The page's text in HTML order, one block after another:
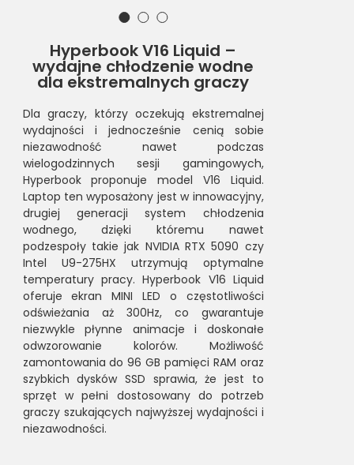
Hyperbook V16 Liquid –
wydajne chłodzenie wodne
dla ekstremalnych graczy
Dla graczy, którzy oczekują ekstremalnej
wydajności i jednocześnie cenią sobie
niezawodność nawet podczas
wielogodzinnych sesji gamingowych,
Hyperbook proponuje model V16 Liquid.
Laptop ten wyposażony jest w innowacyjny,
drugiej generacji system chłodzenia
wodnego, dzięki któremu nawet
podzespoły takie jak NVIDIA RTX 5090 czy
Intel U9-275HX utrzymują optymalne
temperatury pracy. Hyperbook V16 Liquid
oferuje ekran MINI LED o częstotliwości
odświeżania aż 300Hz, co gwarantuje
niezwykle płynne animacje i doskonałe
odwzorowanie kolorów. Możliwość
zamontowania do 96 GB pamięci RAM oraz
szybkich dysków SSD sprawia, że jest to
sprzęt w pełni dostosowany do potrzeb
graczy szukających najwyższej wydajności i
niezawodności.